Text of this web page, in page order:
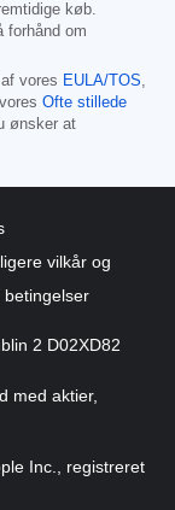
køb.
forhånd om
vores EULA/TOS,
Ofte stillede
ønsker at
vilkår og
betingelser
2 D02XD82
med aktier,
Inc., registreret